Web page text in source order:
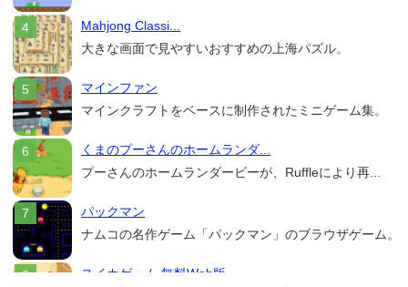
Mahjong Classi...
大きな画面で見やすいおすすめの上海パズル。
マインファン
マインクラフトをベースに制作されたミニゲーム集。
くまのプーさんのホームランダ...
プーさんのホームランダービーが、Ruffleにより再...
パックマン
ナムコの名作ゲーム「パックマン」のブラウザゲーム。
スイカゲーム 無料Web版